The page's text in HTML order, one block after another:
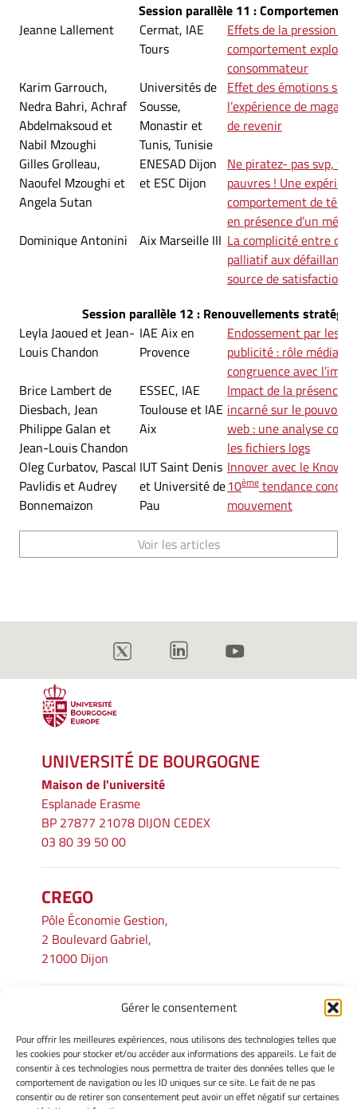
Gérer le consentement
Pour offrir les meilleures expériences, nous utilisons des technologies telles que
les cookies pour stocker et/ou accéder aux informations des appareils. Le fait de
consentir à ces technologies nous permettra de traiter des données telles que le
comportement de navigation ou les ID uniques sur ce site. Le fait de ne pas
consentir ou de retirer son consentement peut avoir un effet négatif sur certaines
Session parallèle 11 : Comportements
Jeanne Lallement
Cermat, IAE
Tours
Effets de la pression
comportement
consommateur
Karim Garrouch,
Nedra Bahri, Achraf
Abdelmaksoud et
Nabil Mzoughi
Universités de
Sousse,
Monastir et
Tunis, Tunisie
Effet des émotions sur
l’expérience de
de revenir
Gilles Grolleau,
Naoufel Mzoughi et
Angela Sutan
ENESAD Dijon
et ESC Dijon
Ne piratez- pas svp,
pauvres ! Une
comportement de
en présence d’un
Dominique Antonini
Aix Marseille III La complicité entre
palliatif aux
source de satisfaction
Session parallèle 12 : Renouvellements
Leyla Jaoued et Jean-
Louis Chandon
IAE Aix en
Provence
Endossement par les
publicité : rôle
congruence avec
Brice Lambert de
Diesbach, Jean
Philippe Galan et
Jean-Louis Chandon
ESSEC, IAE
Toulouse et IAE
Aix
Impact de la présence
incarné sur le pouvoir
web : une analyse
les fichiers logs
Oleg Curbatov, Pascal
Pavlidis et Audrey
Bonnemaizon
IUT Saint Denis
et Université de
Pau
Innover avec le
10ème tendance
mouvement
Voir les articles
UNIVERSITÉ DE BOURGOGNE
Maison de l'université
Esplanade Erasme
BP 27877 21078 DIJON CEDEX
03 80 39 50 00
CREGO
Pôle Économie Gestion,
2 Boulevard Gabriel,
21000 Dijon
INFORMATIONS LÉGALES
Mentions légales
Gérer mes cookies
Avertissement